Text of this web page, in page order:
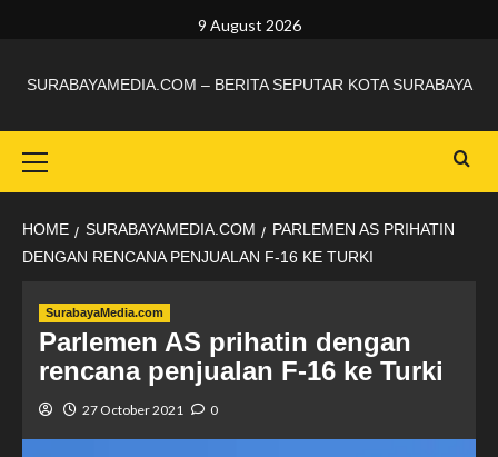
9 August 2026
SURABAYAMEDIA.COM – BERITA SEPUTAR KOTA SURABAYA
HOME SURABAYAMEDIA.COM
PARLEMEN AS PRIHATIN
DENGAN RENCANA PENJUALAN F-16 KE TURKI
SurabayaMedia.com
Parlemen AS prihatin dengan
rencana penjualan F-16 ke Turki
27 October 2021 0